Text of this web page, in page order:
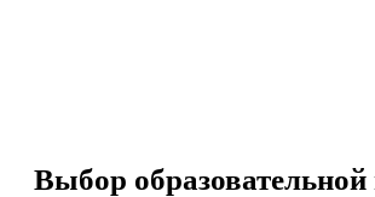
Выбор